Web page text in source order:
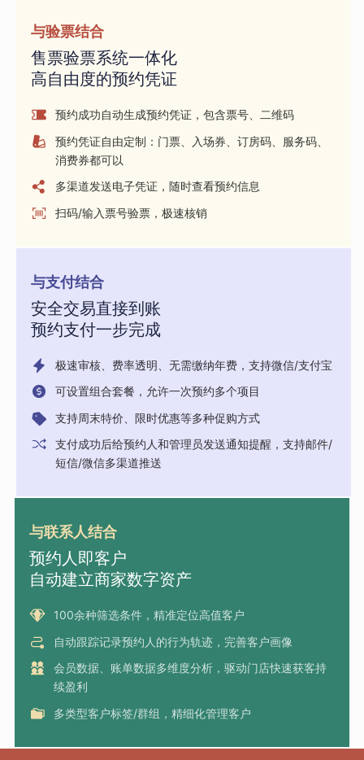
与验票结合
售票验票系统一体化
高自由度的预约凭证
预约成功自动生成预约凭证，包含票号、二维码
预约凭证自由定制：门票、入场券、订房码、服务码、
消费券都可以
多渠道发送电子凭证，随时查看预约信息
扫码/输入票号验票，极速核销
与支付结合
安全交易直接到账
预约支付一步完成
极速审核、费率透明、无需缴纳年费，支持微信/支付宝
可设置组合套餐，允许一次预约多个项目
支持周末特价、限时优惠等多种促购方式
支付成功后给预约人和管理员发送通知提醒，支持邮件/
短信/微信多渠道推送
与联系人结合
预约人即客户
自动建立商家数字资产
100余种筛选条件，精准定位高值客户
自动跟踪记录预约人的行为轨迹，完善客户画像
会员数据、账单数据多维度分析，驱动门店快速获客持
续盈利
多类型客户标签/群组，精细化管理客户